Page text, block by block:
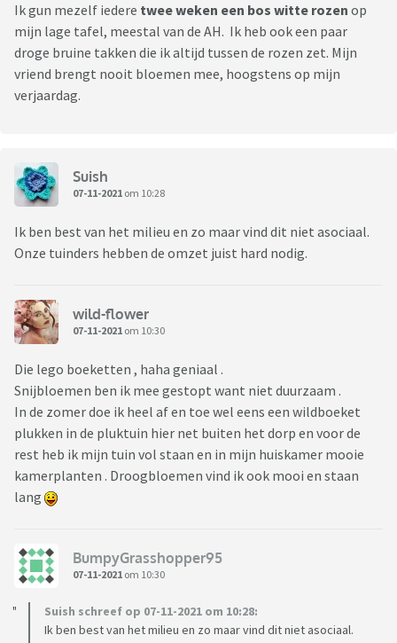
Ik gun mezelf iedere twee weken een bos witte rozen op
mijn lage tafel, meestal van de AH. Ik heb ook een paar
droge bruine takken die ik altijd tussen de rozen zet. Mijn
vriend brengt nooit bloemen mee, hoogstens op mijn
verjaardag.
Suish
07-11-2021 om 10:28
Ik ben best van het milieu en zo maar vind dit niet asociaal.
Onze tuinders hebben de omzet juist hard nodig.
wild-flower
07-11-2021 om 10:30
Die lego boeketten , haha geniaal .
Snijbloemen ben ik mee gestopt want niet duurzaam .
In de zomer doe ik heel af en toe wel eens een wildboeket
plukken in de pluktuin hier net buiten het dorp en voor de
rest heb ik mijn tuin vol staan en in mijn huiskamer mooie
kamerplanten . Droogbloemen vind ik ook mooi en staan
lang
BumpyGrasshopper95
07-11-2021 om 10:30
Suish schreef op 07-11-2021 om 10:28:
Ik ben best van het milieu en zo maar vind dit niet asociaal.